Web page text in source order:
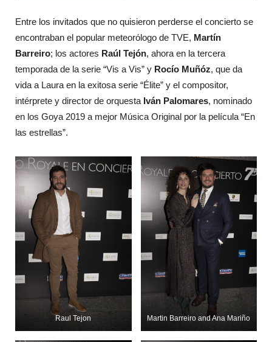
Entre los invitados que no quisieron perderse el concierto se
encontraban el popular meteorólogo de TVE, Martín
Barreiro; los actores Raúl Tejón, ahora en la tercera
temporada de la serie “Vis a Vis” y Rocío Muñóz, que da
vida a Laura en la exitosa serie “Élite” y el compositor,
intérprete y director de orquesta Iván Palomares, nominado
en los Goya 2019 a mejor Música Original por la película “En
las estrellas”.
Raul Tejon Martin Barreiro and Ana Mariño